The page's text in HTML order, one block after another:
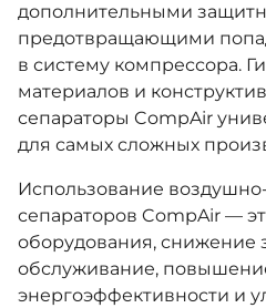
дополнительными
предотвращающими
в систему компрессора.
материалов и
сепараторы CompAir
для самых сложных
Использование
сепараторов CompAir —
оборудования, снижение
обслуживание,
энергоэффективности и